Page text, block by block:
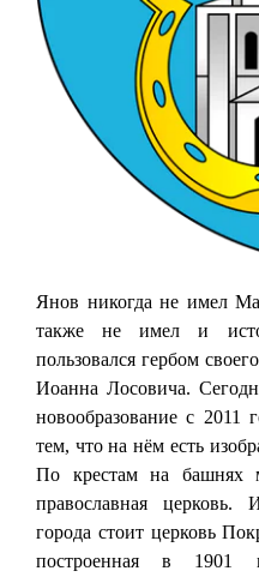
Янов никогда не имел
также не имел и
пользовался гербом
Иоанна Лосовича.
новообразование с 2011
тем, что на нём есть
По крестам на башнях
православная церковь.
города стоит церковь
построенная в 1901